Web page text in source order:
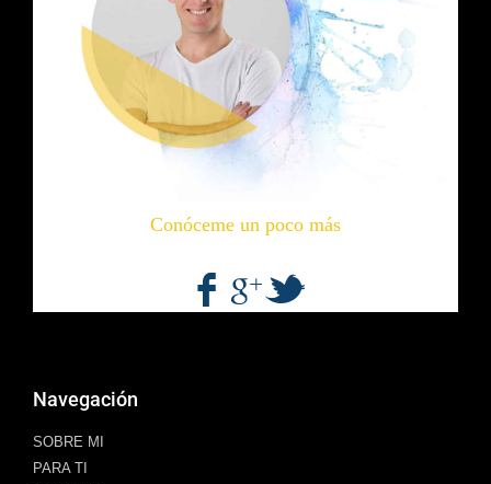
Conóceme un poco más
Navegación
SOBRE MI
PARA TI